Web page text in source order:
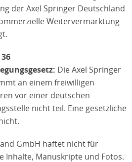
der Axel Springer Deutschland
Weitervermarktung
Die Axel Springer
an einem freiwilligen
vor einer deutschen
nicht teil. Eine gesetzliche
GmbH haftet nicht für
Inhalte, Manuskripte und Fotos.